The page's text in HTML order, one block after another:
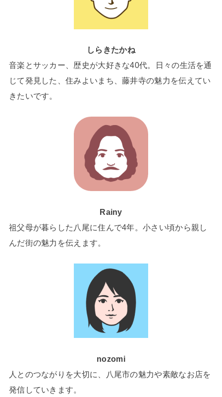
しらきたかね
音楽とサッカー、歴史が大好きな40代。日々の生活を通
じて発見した、住みよいまち、藤井寺の魅力を伝えてい
きたいです。
Rainy
祖父母が暮らした八尾に住んで4年。小さい頃から親し
んだ街の魅力を伝えます。
nozomi
人とのつながりを大切に、八尾市の魅力や素敵なお店を
発信していきます。